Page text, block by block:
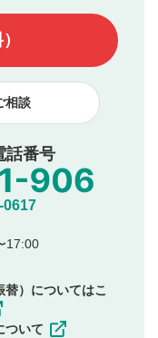
ンツへの掲載をもっ
ください。
稿内容は、掲載を
内容の投稿
投稿
を特定できる情報の
、広告・宣伝を目
の他の知的財産
投稿
更・削除はできま
相談
話番号
0617
17:00
替）についてはこ
ついて